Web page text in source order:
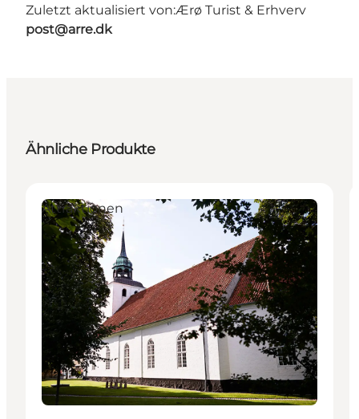
Zuletzt aktualisiert von:Ærø Turist & Erhverv
post@arre.dk
Ähnliche Produkte
Attraktionen